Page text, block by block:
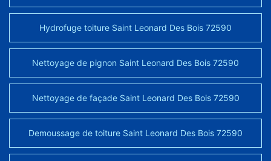
Hydrofuge toiture Saint Leonard Des Bois 72590
Nettoyage de pignon Saint Leonard Des Bois 72590
Nettoyage de façade Saint Leonard Des Bois 72590
Demoussage de toiture Saint Leonard Des Bois 72590